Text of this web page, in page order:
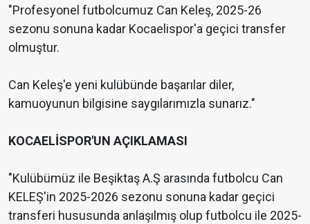
"Profesyonel futbolcumuz Can Keleş, 2025-26
sezonu sonuna kadar Kocaelispor'a geçici transfer
olmuştur.
Can Keleş'e yeni kulübünde başarılar diler,
kamuoyunun bilgisine saygılarımızla sunarız."
KOCAELİSPOR'UN AÇIKLAMASI
"Kulübümüz ile Beşiktaş A.Ş arasında futbolcu Can
KELEŞ'in 2025-2026 sezonu sonuna kadar geçici
transferi hususunda anlaşılmış olup futbolcu ile 2025-